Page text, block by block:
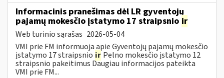
Informacinis pranešimas dėl LR gyventojų
pajamų mokesčio įstatymo 17 straipsnio ir
Web turinio sąrašas 2026-05-04
VMI prie FM informuoja apie Gyventojų pajamų mokesčio
įstatymo 17 straipsnio ir Pelno mokesčio įstatymo 12
straipsnio pakeitimus Daugiau informacijos pateikta
VMI prie FM...